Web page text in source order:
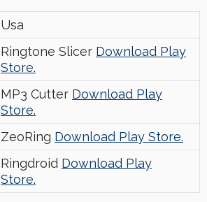
Usa
Ringtone Slicer Download Play
Store.
MP3 Cutter Download Play
Store.
ZeoRing Download Play Store.
Ringdroid Download Play
Store.